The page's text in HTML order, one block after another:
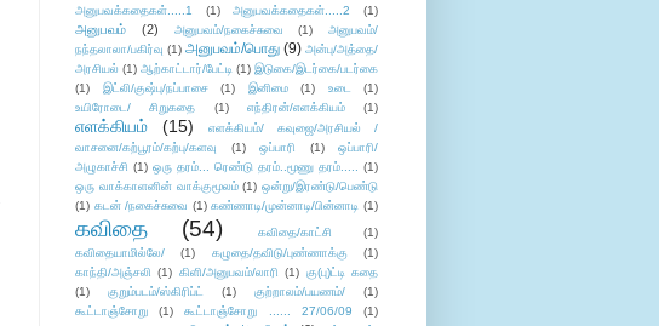
அனுபவக்கதைகள்.....1
(1) அனுபவக்கதைகள்.....2 (1)
அனுபவம் (2) அனுபவம்/நகைச்சுவை (1)
அனுபவம்/
நந்தலாலா/பகிர்வு (1) அனுபவம்/பொது (9) அன்பு/அத்தை/
அரசியல் (1) ஆற்காட்டார்/பேட்டி (1) இடுகை/இடர்கை/படர்கை
(1)
இட்லி/குஷ்பு/நப்பாசை (1) இனிமை (1) உடை
(1)
உயிரோடை/ சிறுகதை
(1) எந்திரன்/எளக்கியம் (1)
எளக்கியம் (15)
எளக்கியம்/ கவுஜை/அரசியல் /
வாசனை/கற்பூரம்/கற்பு/களவு
(1) ஒப்பாரி (1)
ஒப்பாரி/
அழுகாச்சி (1) ஒரு தரம்... ரெண்டு தரம்..மூணு தரம்..... (1)
ஒரு வாக்காளனின் வாக்குமூலம் (1) ஒன்று/இரண்டு/பெண்டு
(1) கடன் /நகைச்சுவை (1) கண்ணாடி/முன்னாடி/பின்னாடி (1)
கவிதை (54) கவிதை/காட்சி
(1)
கவிதையாமில்லே/
(1) கழுதை/தவிடு/புண்ணாக்கு
(1)
காந்தி/அஞ்சலி (1) கிளி/அனுபவம்/லாரி (1) கு(பு)ட்டி கதை
(1)
குறும்படம்/ஸ்கிரிப்ட் (1) குற்றாலம்/பயணம்/
(1)
கூட்டாஞ்சோறு
(1) கூட்டாஞ்சோறு ...... 27/06/09
(1)